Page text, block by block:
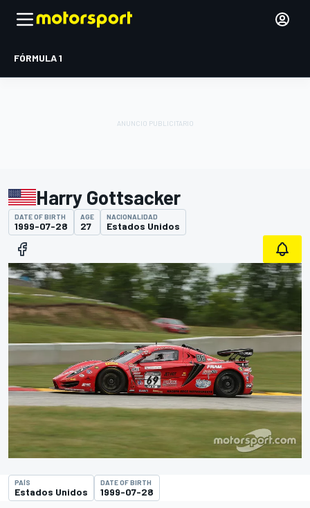
FÓRMULA 1
Harry Gottsacker
DATE OF BIRTH
1999-07-28
AGE
27
NACIONALIDAD
Estados Unidos
PAÍS
Estados Unidos
DATE OF BIRTH
1999-07-28